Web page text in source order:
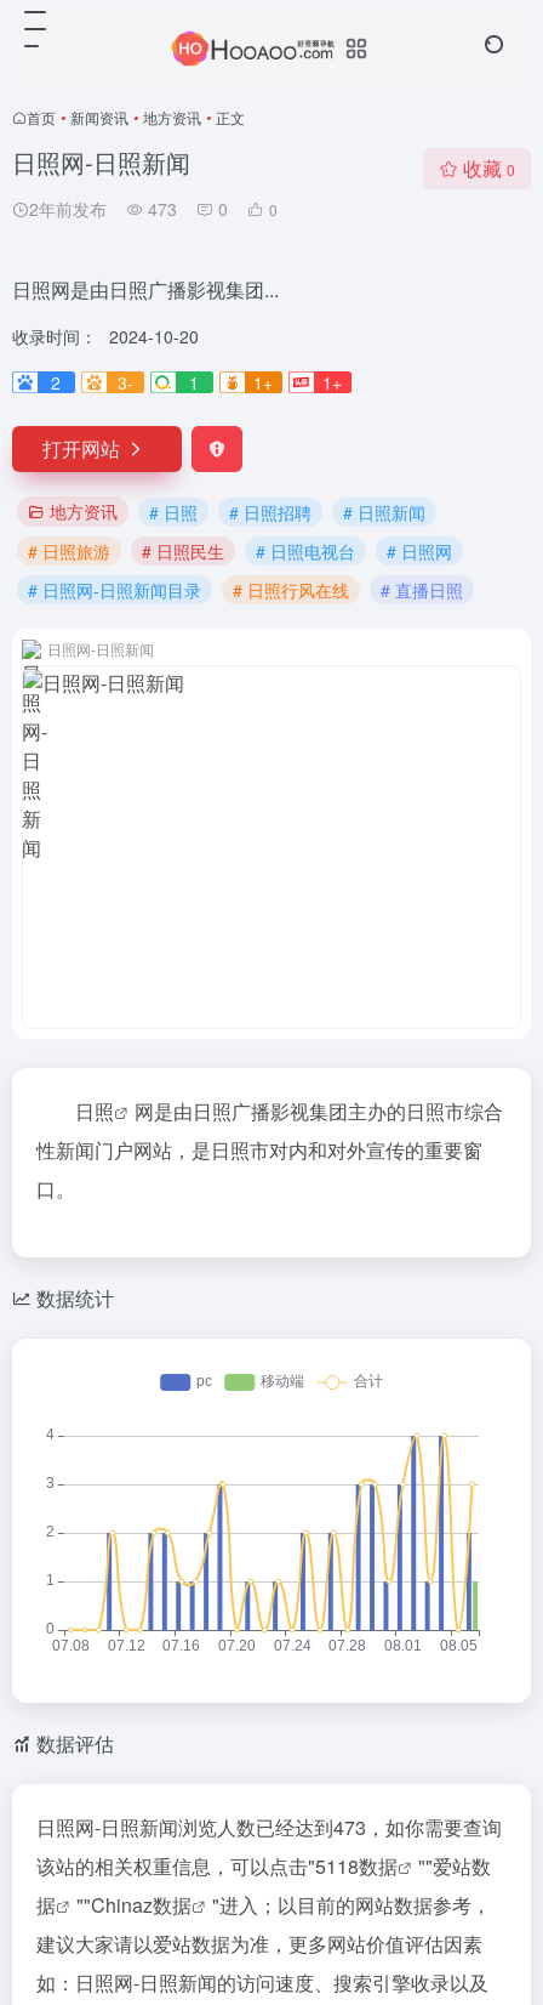
首页 • 新闻资讯 • 地方资讯 • 正文
日照网-日照新闻
2年前发布 473 0 0
收藏 0
日照网是由日照广播影视集团...
收录时间：
2024-10-20
2
3- 1 1+ 1+
打开网站
地方资讯 # 日照 # 日照招聘
# 日照新闻
# 日照旅游
# 日照民生 # 日照电视台
# 日照网
# 日照网-日照新闻目录
# 日照行风在线 # 直播日照
日照网-日照新闻
日照
网是由日照广播影视集团主办的日照市综合
性新闻门户网站，是日照市对内和对外宣传的重要窗
口。
数据统计
数据评估
日照网-日照新闻浏览人数已经达到473，如你需要查询
该站的相关权重信息，可以点击"5118数据 ""爱站数
据
""Chinaz数据
"进入；以目前的网站数据参考，
建议大家请以爱站数据为准，更多网站价值评估因素
如：日照网-日照新闻的访问速度、搜索引擎收录以及